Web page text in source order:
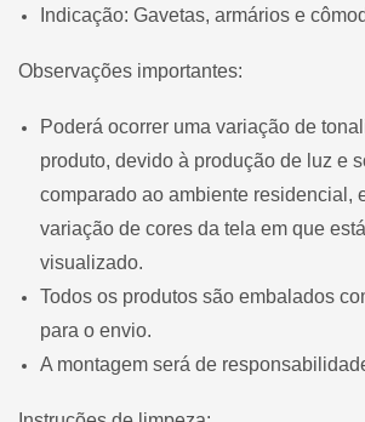
Indicação: Gavetas, armários e
Observações importantes:
Poderá ocorrer uma variação de
produto, devido à produção de luz e
comparado ao ambiente residencial,
variação de cores da tela em que
visualizado.
Todos os produtos são embalados
para o envio.
A montagem será de